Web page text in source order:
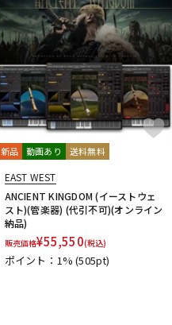
新品 動画あり 送料無料
EAST WEST
ANCIENT KINGDOM (イーストウェ
スト)(管楽器) (代引不可)(オンライン
納品)
販売価格¥55,550(税込)
ポイント：1%(505pt)